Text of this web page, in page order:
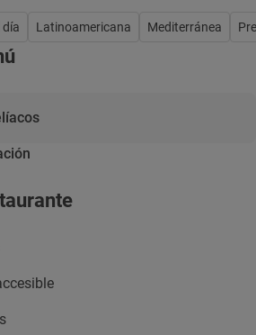
día Latinoamericana Mediterránea